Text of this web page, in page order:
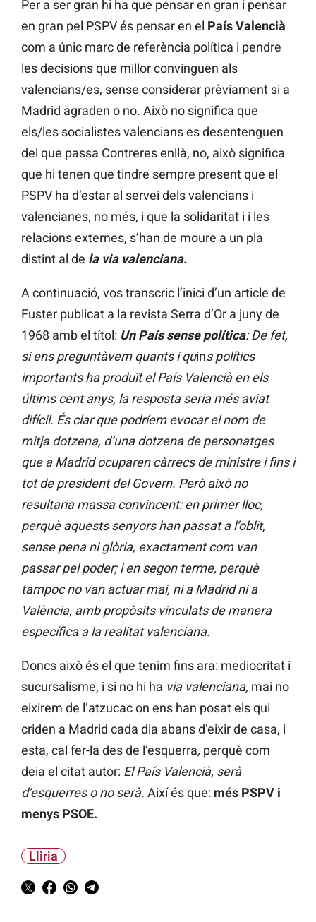
Per a ser gran hi ha que pensar en gran i pensar
en gran pel PSPV és pensar en el País Valencià
com a únic marc de referència política i pendre
les decisions que millor convinguen als
valencians/es, sense considerar prèviament si a
Madrid agraden o no. Això no significa que
els/les socialistes valencians es desentenguen
del que passa Contreres enllà, no, això significa
que hi tenen que tindre sempre present que el
PSPV ha d’estar al servei dels valencians i
valencianes, no més, i que la solidaritat i i les
relacions externes, s’han de moure a un pla
distint al de la via valenciana.
A continuació, vos transcric l’inici d’un article de
Fuster publicat a la revista Serra d’Or a juny de
1968 amb el títol: Un País sense política: De fet,
si ens preguntàvem quants i quins polítics
importants ha produït el País Valencià en els
últims cent anys, la resposta seria més aviat
difícil. És clar que podríem evocar el nom de
mitja dotzena, d’una dotzena de personatges
que a Madrid ocuparen càrrecs de ministre i fins i
tot de president del Govern. Però això no
resultaria massa convincent: en primer lloc,
perquè aquests senyors han passat a l’oblit,
sense pena ni glòria, exactament com van
passar pel poder; i en segon terme, perquè
tampoc no van actuar mai, ni a Madrid ni a
València, amb propòsits vinculats de manera
específica a la realitat valenciana.
Doncs això és el que tenim fins ara: mediocritat i
sucursalisme, i si no hi ha via valenciana, mai no
eixirem de l’atzucac on ens han posat els qui
criden a Madrid cada dia abans d’eixir de casa, i
esta, cal fer-la des de l’esquerra, perquè com
deia el citat autor: El País Valencià, serà
d’esquerres o no serà. Així és que: més PSPV i
menys PSOE.
Lliria